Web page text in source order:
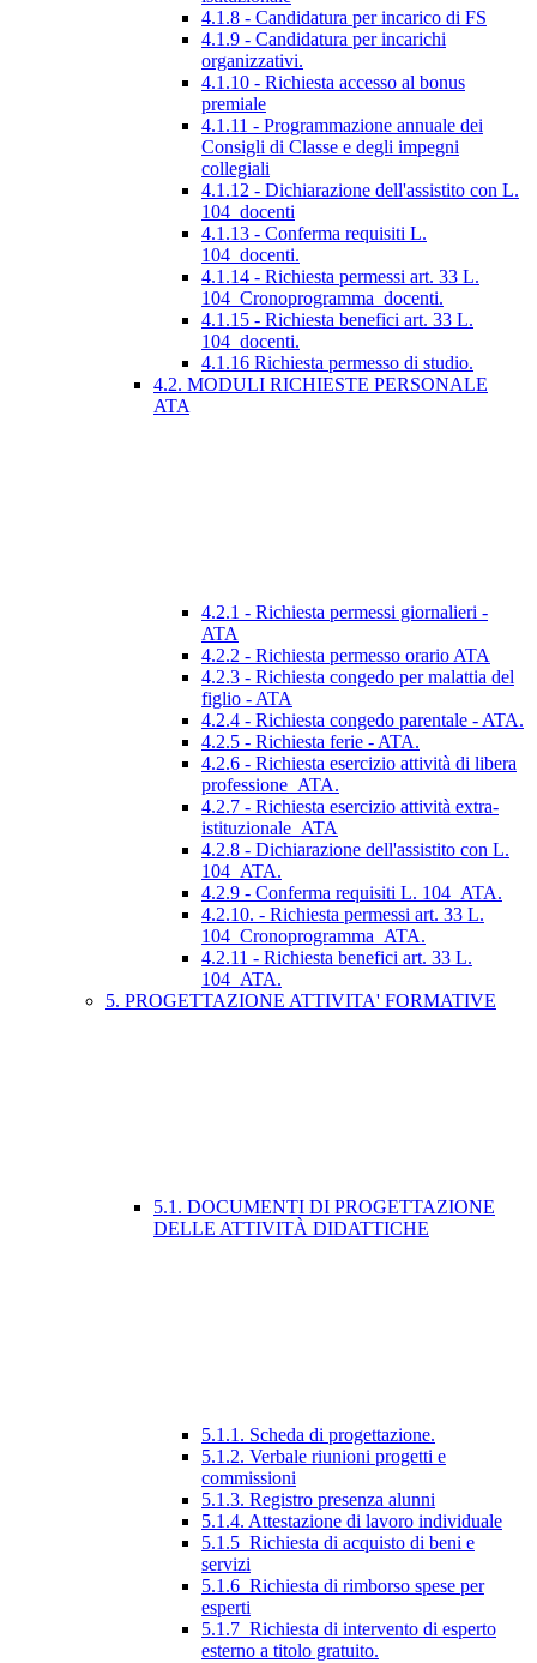
4.1.8 - Candidatura per incarico di FS
4.1.9 - Candidatura per incarichi
organizzativi.
4.1.10 - Richiesta accesso al bonus
premiale
4.1.11 - Programmazione annuale dei
Consigli di Classe e degli impegni
collegiali
4.1.12 - Dichiarazione dell'assistito con L.
104_docenti
4.1.13 - Conferma requisiti L.
104_docenti.
4.1.14 - Richiesta permessi art. 33 L.
104_Cronoprogramma_docenti.
4.1.15 - Richiesta benefici art. 33 L.
104_docenti.
4.1.16 Richiesta permesso di studio.
4.2. MODULI RICHIESTE PERSONALE
ATA
4.2.1 - Richiesta permessi giornalieri -
ATA
4.2.2 - Richiesta permesso orario ATA
4.2.3 - Richiesta congedo per malattia del
figlio - ATA
4.2.4 - Richiesta congedo parentale - ATA.
4.2.5 - Richiesta ferie - ATA.
4.2.6 - Richiesta esercizio attività di libera
professione_ATA.
4.2.7 - Richiesta esercizio attività extra-
istituzionale_ATA
4.2.8 - Dichiarazione dell'assistito con L.
104_ATA.
4.2.9 - Conferma requisiti L. 104_ATA.
4.2.10. - Richiesta permessi art. 33 L.
104_Cronoprogramma_ATA.
4.2.11 - Richiesta benefici art. 33 L.
104_ATA.
5. PROGETTAZIONE ATTIVITA' FORMATIVE
5.1. DOCUMENTI DI PROGETTAZIONE
DELLE ATTIVITÀ DIDATTICHE
5.1.1. Scheda di progettazione.
5.1.2. Verbale riunioni progetti e
commissioni
5.1.3. Registro presenza alunni
5.1.4. Attestazione di lavoro individuale
5.1.5_Richiesta di acquisto di beni e
servizi
5.1.6_Richiesta di rimborso spese per
esperti
5.1.7_Richiesta di intervento di esperto
esterno a titolo gratuito.